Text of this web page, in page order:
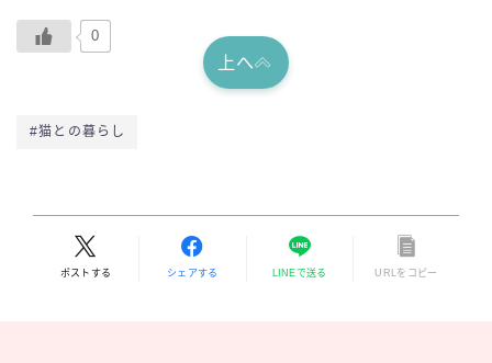
0
上へ
#猫との暮らし
ポストする シェアする LINEで送る URLをコピー